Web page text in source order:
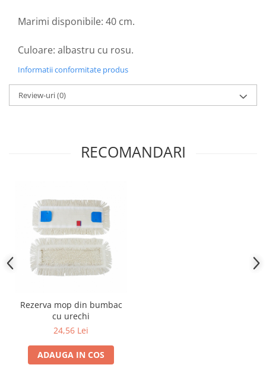
Marimi disponibile: 40 cm.
Culoare: albastru cu rosu.
Informatii conformitate produs
Review-uri(0)
RECOMANDARI
Rezerva mop din bumbac
cu urechi
24,56 Lei
ADAUGA IN COS